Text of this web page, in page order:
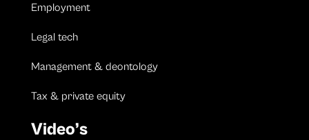
Employment
Legal tech
Management & deontology
Tax & private equity
Video’s